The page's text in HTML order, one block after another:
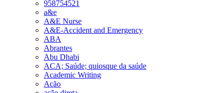
958754521
a&e
A&E Nurse
A&E-Accident and Emergency
ABA
Abrantes
Abu Dhabi
ACA; Saúde; quiosque da saúde
Academic Writing
Ação